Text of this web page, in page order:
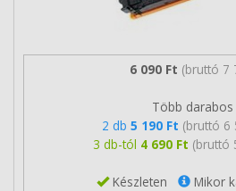
6 090 Ft (bruttó 7
Több
2 db 5 190 Ft (bruttó 6
3 db-tól 4 690 Ft (bruttó
Készleten Mikor